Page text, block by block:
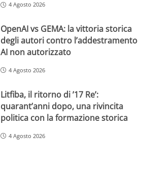
4 Agosto 2026
OpenAI vs GEMA: la vittoria storica
degli autori contro l’addestramento
AI non autorizzato
4 Agosto 2026
Litfiba, il ritorno di ’17 Re’:
quarant’anni dopo, una rivincita
politica con la formazione storica
4 Agosto 2026